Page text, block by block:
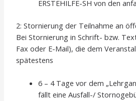
ERSTEHILFE-SH von den
2: Stornierung der Teilnahme an
Bei Stornierung in Schrift- bzw.
Fax oder E-Mail), die dem
spätestens
6 – 4 Tage vor dem
fällt eine Ausfall-/